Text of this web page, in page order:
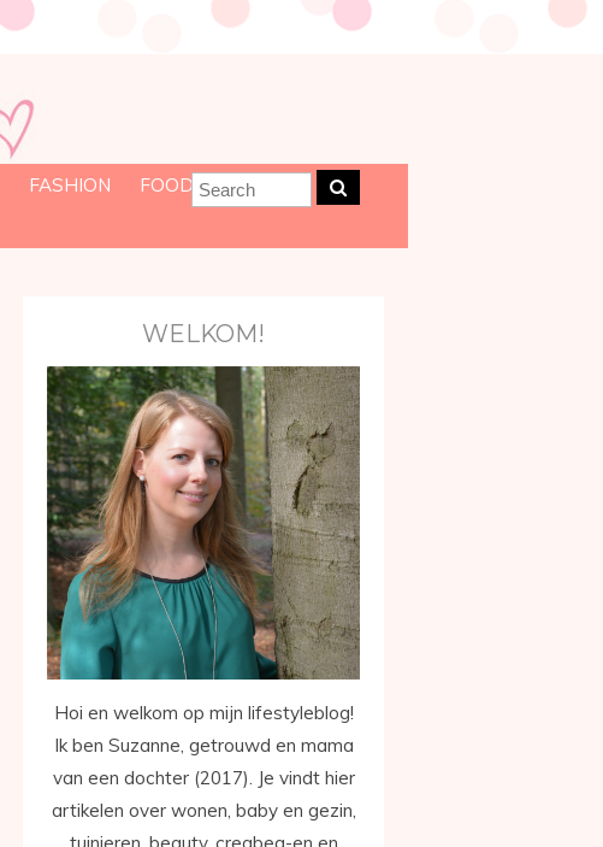
FASHION
FOOD
WELKOM!
Hoi en welkom op mijn lifestyleblog!
Ik ben Suzanne, getrouwd en mama
van een dochter (2017). Je vindt hier
artikelen over wonen, baby en gezin,